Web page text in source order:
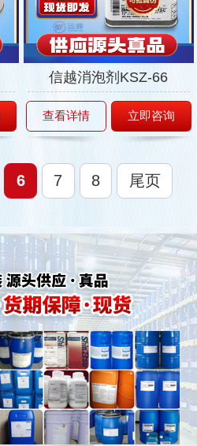
信越消泡剂KSZ-66
查看详情 立即咨询
6 7 8 尾页